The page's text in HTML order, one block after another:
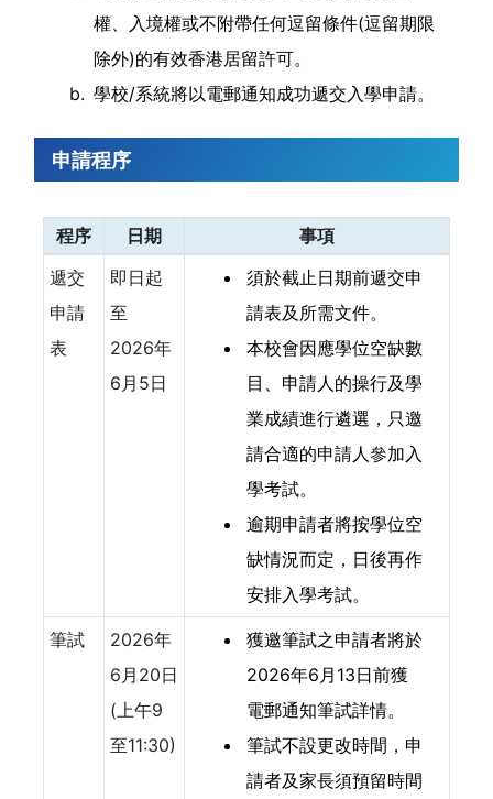
權、入境權或不附帶任何逗留條件(逗留期限
除外)的有效香港居留許可。
學校/系統將以電郵通知成功遞交入學申請。
申請程序
程序 日期 事項
遞交
申請
表
即日起
至
2026年
6月5日
須於截止日期前遞交申
請表及所需文件。
本校會因應學位空缺數
目、申請人的操行及學
業成績進行遴選，只邀
請合適的申請人參加入
學考試。
逾期申請者將按學位空
缺情況而定，日後再作
安排入學考試。
筆試
2026年
6月20日
(上午9
至11:30)
獲邀筆試之申請者將於
2026年6月13日前獲
電郵通知筆試詳情。
筆試不設更改時間，申
請者及家長須預留時間